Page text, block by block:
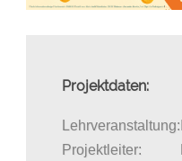
Projektdaten:
Lehrveranstaltung:
Projektleiter: